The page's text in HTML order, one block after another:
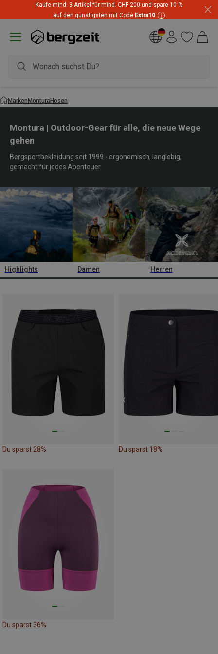
Kaufe mind. 3 Artikel für mind. CHF 200 und spare 10 %
auf den günstigsten mit Code Extra10
MarkenMonturaHosen
Montura | Outdoor-Gear für alle, die neue Wege
gehen
Bergsportbekleidung seit 1999 - ergonomisch, langlebig,
gemacht für jedes Abenteuer.
Highlights Damen Herren
Du sparst 28% Du sparst 18%
Du sparst 36%